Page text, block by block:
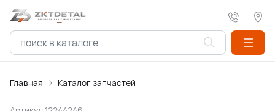
Главная Каталог запчастей